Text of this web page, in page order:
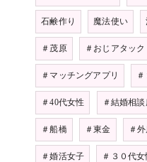
石鹸作り 魔法使い
＃茂原 ＃おじアタック
＃マッチングアプリ
＃40代女性 ＃結婚相
＃船橋 ＃東金 ＃
＃婚活女子 ＃３０代女